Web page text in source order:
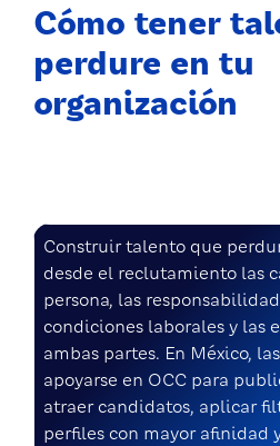
Cómo tener
perdure en tu
organización
Construir talento que
desde el reclutamiento las
persona, las
condiciones laborales y las
ambas partes. En México,
apoyarse en OCC para
atraer candidatos, aplicar
perfiles con mayor afinidad